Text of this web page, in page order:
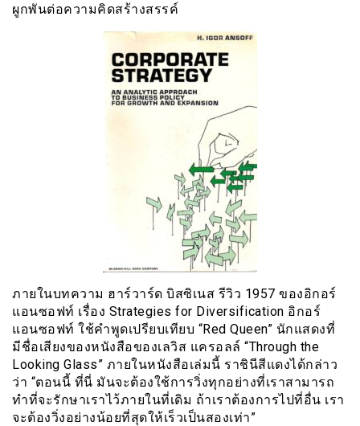
ผูกพันต่อความคิดสร้างสรรค์
ภายในบทความ ฮาร์วาร์ด บิสซิเนส รีวิว 1957 ของอิกอร์
แอนซอฟท์ เรื่อง Strategies for Diversification อิกอร์
แอนซอฟท์ ใช้คำพูดเปรียบเทียบ “Red Queen” นักแสดงที่
มีชื่อเสียงของหนังสือของเลวิส แครอลล์ “Through the
Looking Glass” ภายในหนังสือเล่มนี้ ราชินีสีแดงได้กล่าว
ว่า “ตอนนี้ ที่นี่ มันจะต้องใช้การวิ่งทุกอย่างที่เราสามารถ
ทำที่จะรักษาเราไว้ภายในที่เดิม ถ้าเราต้องการไปที่อื่น เรา
จะต้องวิ่งอย่างน้อยที่สุดให้เร็วเป็นสองเท่า”